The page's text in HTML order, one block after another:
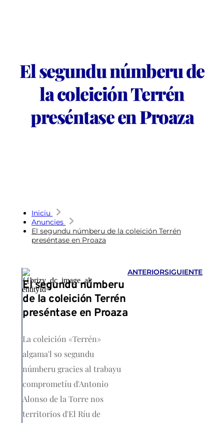
El segundu númberu de
la coleición Terrén
preséntase en Proaza
Iniciu
Anuncies
El segundu númberu de la coleición Terrén
preséntase en Proaza
El segundu númberu
de la coleición Terrén
preséntase en Proaza
La coleición «Terrén»
algama'l so segundu
númberu gracies al trabayu
comprometíu d'Antonio
Alonso de la Torre nos
territorios d'El Ríu de
ANTERIORSIGUIENTE